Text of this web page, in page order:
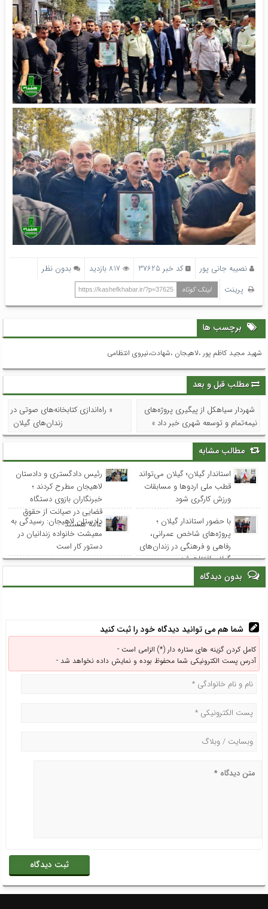
نصیبه جانی پور کد خبر 37625 817 بازدید
بدون نظر
پرینت
لینک کوتاه https://kashefkhabar.ir/?p=37625
برچسب ها
شهید مجید کاظم پور ،لاهیجان ،شهادت،نیروی انتظامی
مطلب قبل و بعد
شهردار سیاهکل از پیگیری پروژه‌های
نیمه‌تمام و توسعه شهری خبر داد »
« راه‌اندازی کتابخانه‌های صوتی در
زندان‌های گیلان
مطالب مشابه
استاندار گیلان؛ گیلان می‌تواند
قطب ملی اردوها و مسابقات
ورزش کارگری شود
رئیس دادگستری و دادستان
لاهیجان مطرح کردند ؛
خبرنگاران بازوی دستگاه
قضایی در صیانت از حقوق
عامه هستند
با حضور استاندار گیلان ؛
پروژه‌های شاخص عمرانی،
رفاهی و فرهنگی در زندان‌های
گیلان افتتاح شد
دادستان لاهیجان: رسیدگی به
معیشت خانواده زندانیان در
دستور کار است
بدون دیدگاه
شما هم می توانید دیدگاه خود را ثبت کنید
کامل کردن گزینه های ستاره دار (*) الزامی است -
آدرس پست الکترونیکی شما محفوظ بوده و نمایش داده نخواهد شد -